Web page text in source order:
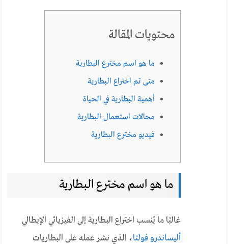
محتويات المقالة
ما هو اسم مخترع البطارية
متى تم اختراع البطارية
أهمية البطارية في الحياة
مجالات استعمال البطارية
فيديو مخترع البطارية
ما هو اسم مخترع البطارية
غالبًا ما يُنسب اختراع البطارية إلى الفيزيائي الإيطالي
أليساندرو فولتا، الذي نشر عمله على البطاريات